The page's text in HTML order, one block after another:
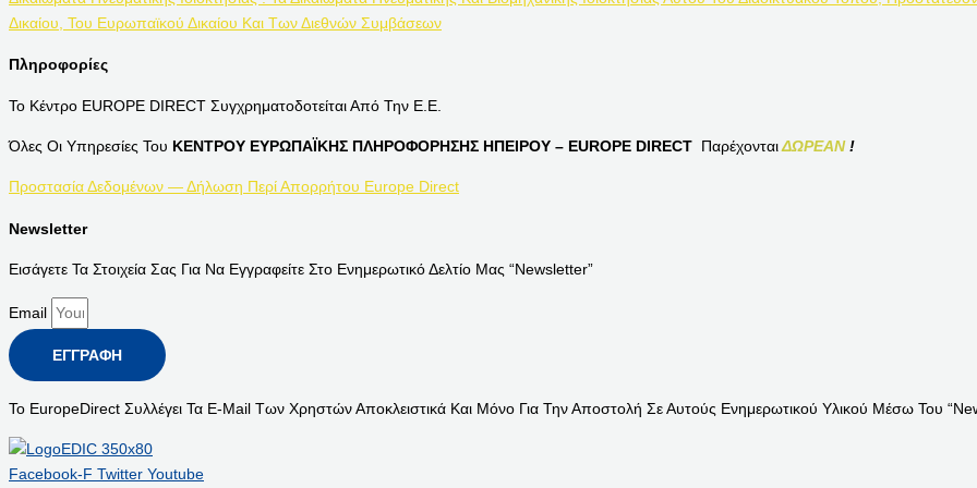
Δικαίου, Του Ευρωπαϊκού Δικαίου Και Των Διεθνών Συμβάσεων
Πληροφορίες
Το Κέντρο EUROPE DIRECT Συγχρηματοδοτείται Από Την Ε.Ε.
Όλες Οι Υπηρεσίες Του ΚΕΝΤΡΟΥ ΕΥΡΩΠΑΪΚΗΣ ΠΛΗΡΟΦΟΡΗΣΗΣ ΗΠΕΙΡΟΥ – EUROPE DIRECT ΠαρέχονταιΔΩΡΕΑΝ!
Προστασία Δεδομένων — Δήλωση Περί Απορρήτου Europe Direct
Newsletter
Εισάγετε Τα Στοιχεία Σας Για Να Εγγραφείτε Στο Ενημερωτικό Δελτίο Μας “Newsletter”
Email
ΕΓΓΡΑΦΉ
Το EuropeDirect Συλλέγει Τα E-Mail Των Χρηστών Αποκλειστικά Και Μόνο Για Την Αποστολή Σε Αυτούς Ενημερωτικού Υλικού Μέσω Του
Facebook-F Twitter Youtube